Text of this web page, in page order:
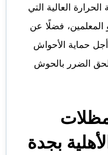
العالية التي
المعلمين، فضلًا عن
حماية الأحواش
الضرر بالحوش
بجدة